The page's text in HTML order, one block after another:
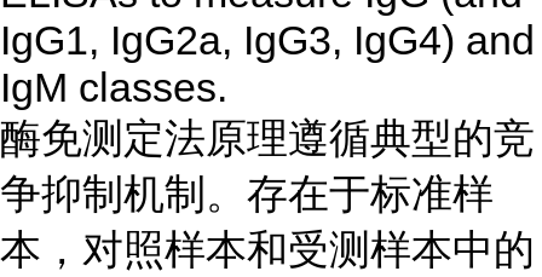
IgG1, IgG2a, IgG3, IgG4) and
IgM classes.
酶免测定法原理遵循典型的竞
争抑制机制。存在于标准样
本，对照样本和受测样本中的